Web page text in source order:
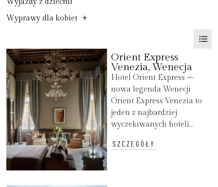
Wyprawy dla kobiet +
Orient Express
Venezia, Wenecja
Hotel Orient Express –
nowa legenda Wenecji
Orient Express Venezia to
jeden z najbardziej
wyczekiwanych hoteli...
SZCZEGÓŁY